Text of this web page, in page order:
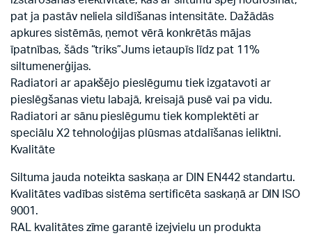
pat ja pastāv neliela sildīšanas intensitāte. Dažādās
apkures sistēmās, ņemot vērā konkrētās mājas
īpatnības, šāds “triks”Jums ietaupīs līdz pat 11%
siltumenerģijas.
Radiatori ar apakšējo pieslēgumu tiek izgatavoti ar
pieslēgšanas vietu labajā, kreisajā pusē vai pa vidu.
Radiatori ar sānu pieslēgumu tiek komplektēti ar
speciālu X2 tehnoloģijas plūsmas atdalīšanas ieliktni.
Kvalitāte
Siltuma jauda noteikta saskaņa ar DIN EN442 standartu.
Kvalitātes vadības sistēma sertificēta saskaņā ar DIN ISO
9001.
RAL kvalitātes zīme garantē izejvielu un produkta